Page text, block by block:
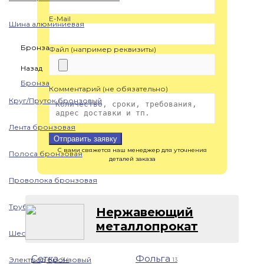
Шина алюминиевая
Бронза
Назад
Бронза
Круг/Пруток бронзовый
Лента бронзовая
Полоса бронзовая
Проволока бронзовая
Труба бронзовая
Шестигранник бронзовый
Электрод бронзовый
E-Mail
Файл (например реквизиты)
Комментарий (не обязательно)
Отправить заявку
С вами свяжется наш менеджер для уточнения
деталей заказа
Нержавеющий
металлопрокат
Сетка914 Фольга13